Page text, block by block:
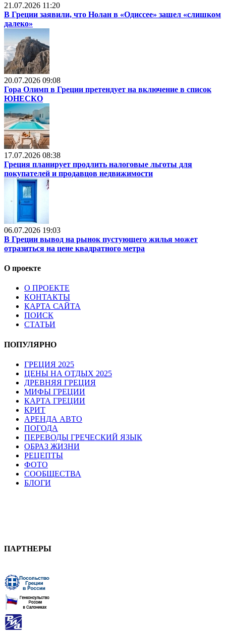
21.07.2026 11:20
В Греции заявили, что Нолан в «Одиссее» зашел «слишком
далеко»
20.07.2026 09:08
Гора Олимп в Греции претендует на включение в список
ЮНЕСКО
17.07.2026 08:38
Греция планирует продлить налоговые льготы для
покупателей и продавцов недвижимости
06.07.2026 19:03
В Греции вывод на рынок пустующего жилья может
отразиться на цене квадратного метра
О проекте
О ПРОЕКТЕ
КОНТАКТЫ
КАРТА САЙТА
ПОИСК
СТАТЬИ
ПОПУЛЯРНО
ГРЕЦИЯ 2025
ЦЕНЫ НА ОТДЫХ 2025
ДРЕВНЯЯ ГРЕЦИЯ
МИФЫ ГРЕЦИИ
КАРТА ГРЕЦИИ
КРИТ
АРЕНДА АВТО
ПОГОДА
ПЕРЕВОДЫ ГРЕЧЕСКИЙ ЯЗЫК
ОБРАЗ ЖИЗНИ
РЕЦЕПТЫ
ФОТО
СООБЩЕСТВА
БЛОГИ
ПАРТНЕРЫ